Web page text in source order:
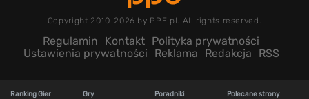
Copyright 2010-2026 by PPE.pl. All rights reserved.
Regulamin Kontakt Polityka prywatności
Ustawienia prywatności
Reklama Redakcja RSS
Ranking Gier Gry Poradniki Polecane strony